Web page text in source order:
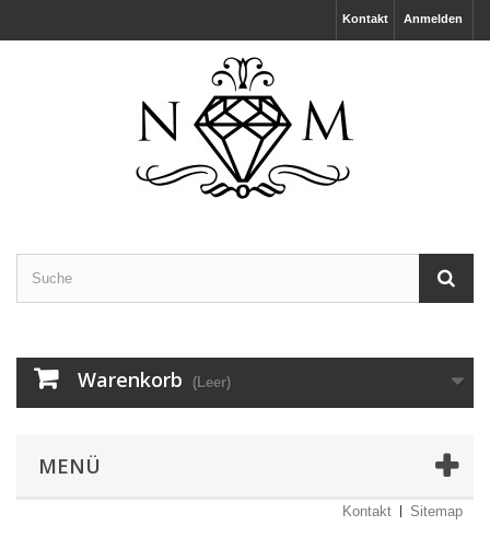
Anmelden
Kontakt
Warenkorb (Leer)
MENÜ
Kontakt Sitemap